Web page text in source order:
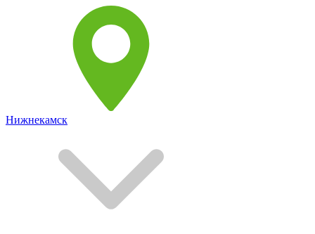
Нижнекамск